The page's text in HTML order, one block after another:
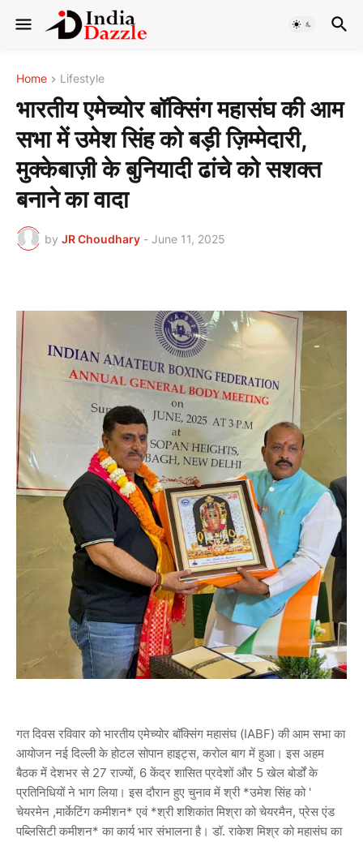
Home Lifestyle
भारतीय एमेच्योर बॉक्सिंग महासंघ की आम
सभा में उमेश सिंह को बड़ी ज़िम्मेदारी,
मुक्केबाज़ी के बुनियादी ढांचे को सशक्त
बनाने का वादा
by JR Choudhary - June 11, 2025
गत दिवस रविवार को भारतीय एमेच्योर बॉक्सिंग महासंघ (IABF) की आम सभा का
आयोजन नई दिल्ली के होटल सोपान हाइट्स, करोल बाग में हुआ। इस अहम
बैठक में देशभर से 27 राज्यों, 6 केंद्र शासित प्रदेशों और 5 खेल बोर्डों के
प्रतिनिधियों ने भाग लिया। इस दौरान हुए चुनाव में श्री *उमेश सिंह को '
चेयरमेन ,मार्केटिंग कमीशन* एवं *श्री शशिकांत मिश्रा को चेयरमैन, प्रेस एंड
पब्लिसिटी कमीशन* का कार्य भार संभालना है। डॉ. राकेश मिश्र को महासंघ का